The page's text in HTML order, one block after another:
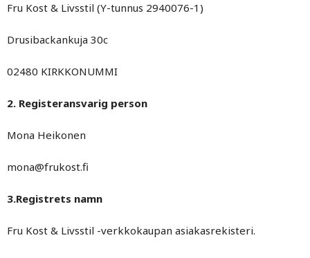
Fru Kost & Livsstil (Y-tunnus 2940076-1)
Drusibackankuja 30c
02480 KIRKKONUMMI
2. Registeransvarig person
Mona Heikonen
mona@frukost.fi
3.Registrets namn
Fru Kost & Livsstil -verkkokaupan asiakasrekisteri.